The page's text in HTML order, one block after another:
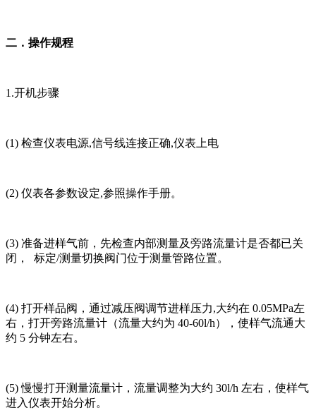
二．操作规程
1.开机步骤
(1) 检查仪表电源,信号线连接正确,仪表上电
(2) 仪表各参数设定,参照操作手册。
(3) 准备进样气前，先检查内部测量及旁路流量计是否都已关
闭， 标定/测量切换阀门位于测量管路位置。
(4) 打开样品阀，通过减压阀调节进样压力,大约在 0.05MPa左
右，打开旁路流量计（流量大约为 40-60l/h），使样气流通大
约 5 分钟左右。
(5) 慢慢打开测量流量计，流量调整为大约 30l/h 左右，使样气
进入仪表开始分析。